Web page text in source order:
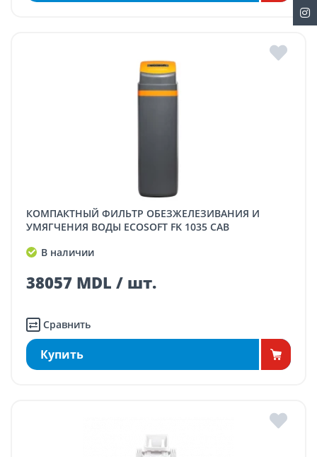
КОМПАКТНЫЙ ФИЛЬТР ОБЕЗЖЕЛЕЗИВАНИЯ И
УМЯГЧЕНИЯ ВОДЫ ECOSOFT FK 1035 CAB
В наличии
38057 MDL / шт.
Сравнить
Купить